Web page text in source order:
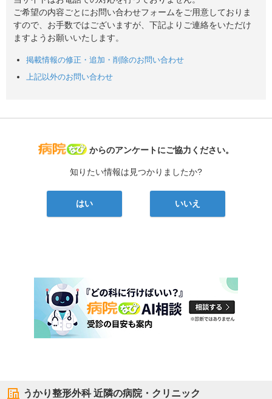
ご希望の内容ごとにお問い合わせフォームをご用意しておりま
すので、お手数ではございますが、下記よりご連絡をいただけ
ますようお願いいたします。
掲載情報の修正・追加・削除のお問い合わせ
上記以外のお問い合わせ
病院なび
からのアンケートにご協力ください。
知りたい情報は見つかりましたか?
はい いいえ
うかり整形外科近隣の病院・クリニック